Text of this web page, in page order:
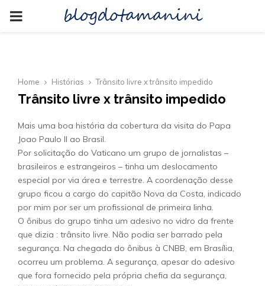
PRIMARYblogdotamanini
Home Histórias Trânsito livre x trânsito impedido
Trânsito livre x trânsito impedido
Mais uma boa história da cobertura da visita do Papa
Joao Paulo II ao Brasil.
Por solicitação do Vaticano um grupo de jornalistas –
brasileiros e estrangeiros – tinha um deslocamento
especial por via área e terrestre. A coordenação desse
grupo ficou a cargo do capitão Nova da Costa, indicado
por mim por ser um profissional de primeira linha.
O ônibus do grupo tinha um adesivo no vidro da frente
que dizia : trânsito livre. Não podia ser barrado pela
segurança. Na chegada do ônibus à CNBB, em Brasília,
ocorreu um problema. A segurança, apesar do adesivo
que fora fornecido pela própria chefia da segurança,